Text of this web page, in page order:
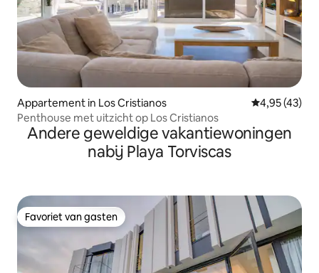
Appartement in Los Cristianos Gemiddelde
4,95 (43)
Penthouse met uitzicht op Los Cristianos
Andere geweldige vakantiewoningen
nabij Playa Torviscas
Favoriet van gasten
Favoriet van gasten